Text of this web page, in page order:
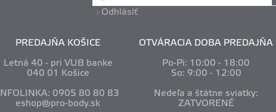
Odhlásiť
PREDAJŇA KOŠICE
Letná 40 - pri VUB banke
040 01 Košice
INFOLINKA: 0905 80 80 83
eshop@pro-body.sk
OTVÁRACIA DOBA PREDAJŇA
Po-Pi: 10:00 - 18:00
So: 9:00 - 12:00
Nedeľa a štátne sviatky:
ZATVORENÉ